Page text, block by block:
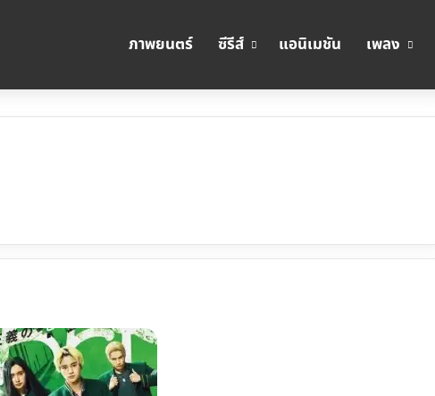
ภาพยนตร์ ซีรีส์ แอนิเมชัน เพลง